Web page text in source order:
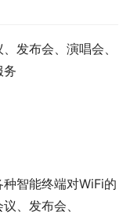
发布会、演唱会、
务
智能终端对WiFi的
、发布会、